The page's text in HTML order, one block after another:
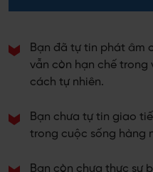
Bạn đã tự tin phát âm
vẫn còn hạn chế
cách tự nhiên.
Bạn chưa tự tin giao
trong cuộc sống hàng
Bạn còn chưa thực sự